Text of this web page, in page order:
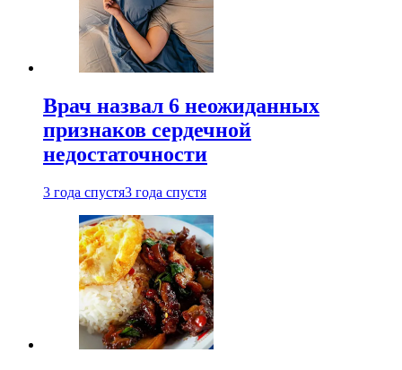
Врач назвал 6 неожиданных
признаков сердечной
недостаточности
3 года спустя3 года спустя